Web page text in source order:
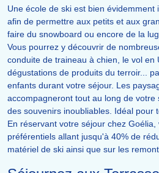
Une école de ski est bien évidemment
afin de permettre aux petits et aux
faire du snowboard ou encore de la
Vous pourrez y découvrir de
conduite de traineau à chien, le vol en
dégustations de produits du terroir...
enfants durant votre séjour. Les
accompagneront tout au long de
des souvenirs inoubliables. Idéal pour
En réservant votre séjour chez
préférentiels allant jusqu'à 40% de
matériel de ski ainsi que sur les